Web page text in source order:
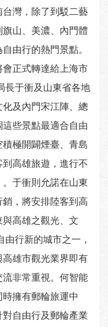
灣，除了到駁二藝
山、美濃、內門體
由行的熱門景點。
正式轉達給上海市
長于衝及山東省各地
及內門宋江陣、總
些景點最適合自由
極開闢煙臺、青島
高雄旅遊，進行不
于衝則允諾在山東
，將安排陸客到高
高雄之觀光、文
行新的城市之一，
雄市觀光業界即有
非常重視。何智能
擁有郵輪旅運中
自由行及郵輪產業